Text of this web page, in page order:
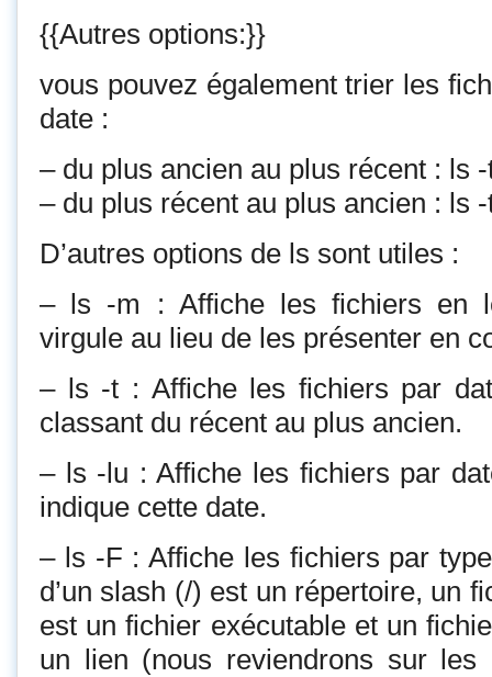
{{Autres options:}}
vous pouvez également trier les
date :
– du plus ancien au plus récent : ls
– du plus récent au plus ancien : ls
D’autres options de ls sont utiles :
– ls -m : Affiche les fichiers en
virgule au lieu de les présenter en
– ls -t : Affiche les fichiers par
classant du récent au plus ancien.
– ls -lu : Affiche les fichiers par
indique cette date.
– ls -F : Affiche les fichiers par
d’un slash (/) est un répertoire, un
est un fichier exécutable et un
un lien (nous reviendrons sur